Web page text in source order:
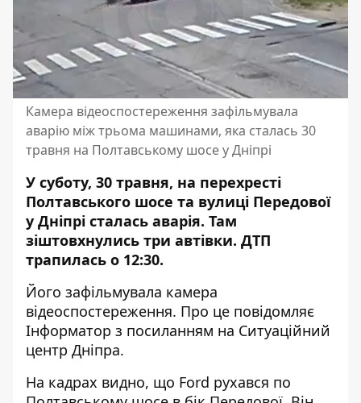
Камера відеоспостереження зафільмувала
аварію між трьома машинами, яка сталась 30
травня на Полтавському шосе у Дніпрі
У суботу, 30 травня, на перехресті
Полтавського шосе та вулиці Передової
у Дніпрі сталась аварія. Там
зіштовхнулись три автівки. ДТП
трапилась о 12:30.
Його зафільмувала камера
відеоспостереження. Про це повідомляє
Інформатор з посиланням на Ситуаційний
центр Дніпра.
На кадрах видно, що Ford рухався по